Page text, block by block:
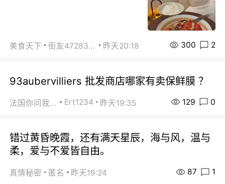
美食天下 街友472838572 昨天20:18 300 2
93aubervilliers 批发商店哪家有卖保鲜膜 ？
法国你问我答 Ert1234 昨天19:35 129 0
错过黄昏晚霞，还有满天星辰，海与风，温与
柔，爱与不爱皆自由。
真情秘密 匿名 昨天19:24 87 1